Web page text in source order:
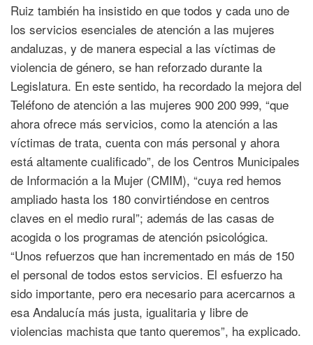
Ruiz también ha insistido en que todos y cada uno de
los servicios esenciales de atención a las mujeres
andaluzas, y de manera especial a las víctimas de
violencia de género, se han reforzado durante la
Legislatura. En este sentido, ha recordado la mejora del
Teléfono de atención a las mujeres 900 200 999, “que
ahora ofrece más servicios, como la atención a las
víctimas de trata, cuenta con más personal y ahora
está altamente cualificado”, de los Centros Municipales
de Información a la Mujer (CMIM), “cuya red hemos
ampliado hasta los 180 convirtiéndose en centros
claves en el medio rural”; además de las casas de
acogida o los programas de atención psicológica.
“Unos refuerzos que han incrementado en más de 150
el personal de todos estos servicios. El esfuerzo ha
sido importante, pero era necesario para acercarnos a
esa Andalucía más justa, igualitaria y libre de
violencias machista que tanto queremos”, ha explicado.